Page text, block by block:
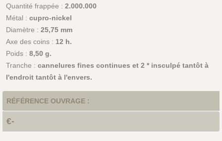
Quantité frappée : 2.000.000
Métal : cupro-nickel
Diamètre : 25,75 mm
Axe des coins : 12 h.
Poids : 8,50 g.
Tranche : cannelures fines continues et 2 * insculpé tantôt à
l'endroit tantôt à l'envers.
RÉFÉRENCE OUVRAGE :
€-